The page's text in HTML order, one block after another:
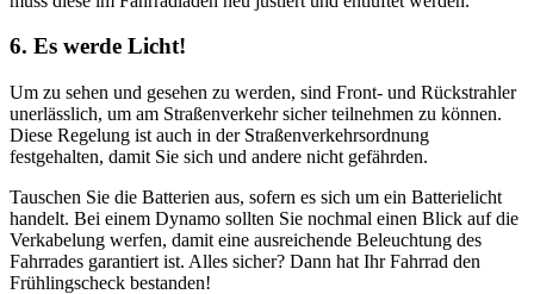
6. Es werde Licht!
Um zu sehen und gesehen zu werden, sind Front- und Rückstrahler
unerlässlich, um am Straßenverkehr sicher teilnehmen zu können.
Diese Regelung ist auch in der Straßenverkehrsordnung
festgehalten, damit Sie sich und andere nicht gefährden.
Tauschen Sie die Batterien aus, sofern es sich um ein Batterielicht
handelt. Bei einem Dynamo sollten Sie nochmal einen Blick auf die
Verkabelung werfen, damit eine ausreichende Beleuchtung des
Fahrrades garantiert ist. Alles sicher? Dann hat Ihr Fahrrad den
Frühlingscheck bestanden!